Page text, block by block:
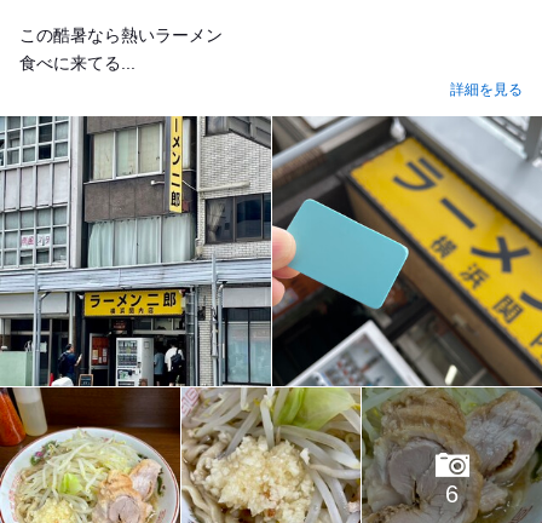
この酷暑なら熱いラーメン
食べに来てる...
詳細を見る
6